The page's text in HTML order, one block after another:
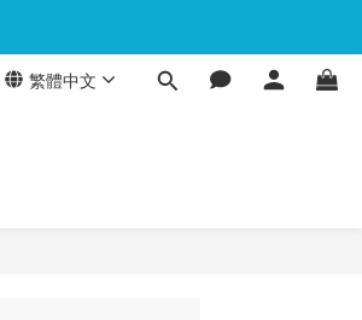
繁體中文